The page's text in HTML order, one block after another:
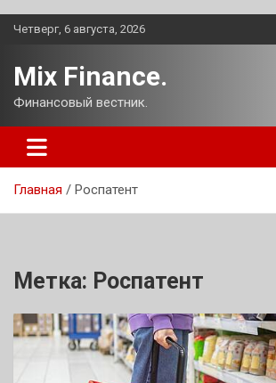
Перейти
Четверг, 6 августа, 2026
Mix Finance.
Финансовый вестник.
Главная Роспатент
Метка: Роспатент